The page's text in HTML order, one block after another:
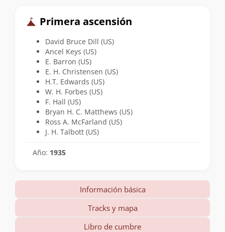
Primera ascensión
David Bruce Dill (US)
Ancel Keys (US)
E. Barron (US)
E. H. Christensen (US)
H.T. Edwards (US)
W. H. Forbes (US)
F. Hall (US)
Bryan H. C. Matthews (US)
Ross A. McFarland (US)
J. H. Talbott (US)
Año: 1935
Información básica
Tracks y mapa
Libro de cumbre